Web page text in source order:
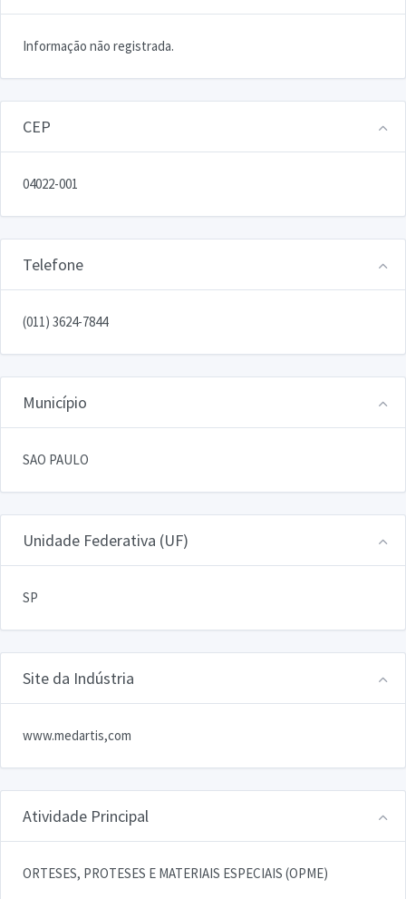
Informação não registrada.
CEP
04022-001
Telefone
(011) 3624-7844
Município
SAO PAULO
Unidade Federativa (UF)
SP
Site da Indústria
www.medartis,com
Atividade Principal
ORTESES, PROTESES E MATERIAIS ESPECIAIS (OPME)